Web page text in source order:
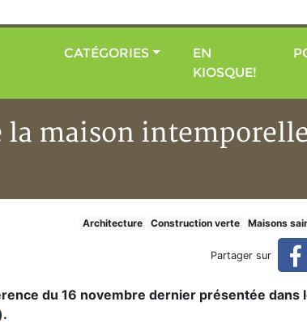
CATÉGORIES
EN
KIOSQUE!
maison
du futur (réservé)
maison
Architecture Construction verte Maisons
Partager sur
du 16 novembre dernier présentée dans